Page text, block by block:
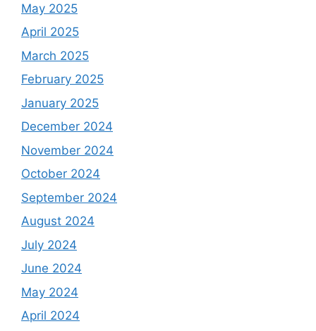
May 2025
April 2025
March 2025
February 2025
January 2025
December 2024
November 2024
October 2024
September 2024
August 2024
July 2024
June 2024
May 2024
April 2024